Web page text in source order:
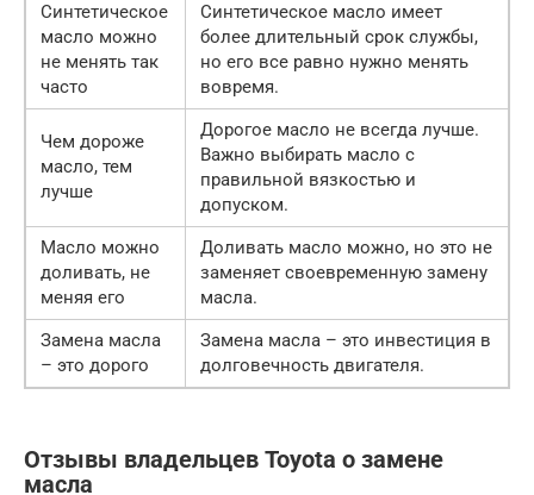
Синтетическое
масло можно
не менять так
часто
Синтетическое масло имеет
более длительный срок службы,
но его все равно нужно менять
вовремя.
Чем дороже
масло, тем
лучше
Дорогое масло не всегда лучше.
Важно выбирать масло с
правильной вязкостью и
допуском.
Масло можно
доливать, не
меняя его
Доливать масло можно, но это не
заменяет своевременную замену
масла.
Замена масла
– это дорого
Замена масла – это инвестиция в
долговечность двигателя.
Отзывы владельцев Toyota о замене
масла